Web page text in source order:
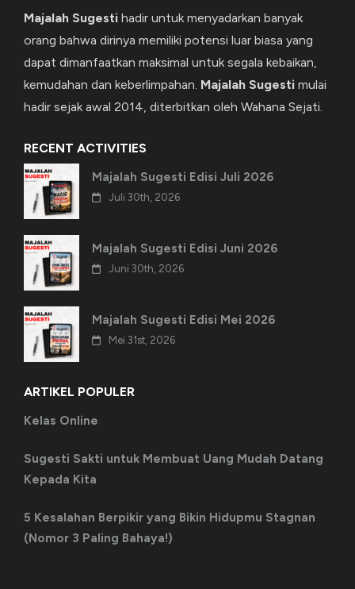
Majalah Sugesti hadir untuk menyadarkan banyak
orang bahwa dirinya memiliki potensi luar biasa yang
dapat dimanfaatkan maksimal untuk segala kebaikan,
kemudahan dan keberlimpahan. Majalah Sugesti mulai
hadir sejak awal 2014, diterbitkan oleh Wahana Sejati.
RECENT ACTIVITIES
Majalah Sugesti Edisi Juli 2026
Juli 30th, 2026
Majalah Sugesti Edisi Juni 2026
Juni 30th, 2026
Majalah Sugesti Edisi Mei 2026
Mei 31st, 2026
ARTIKEL POPULER
Kelas Online
Sugesti Sakti untuk Membuat Uang Mudah Datang
Kepada Kita
5 Kesalahan Berpikir yang Bikin Hidupmu Stagnan
(Nomor 3 Paling Bahaya!)